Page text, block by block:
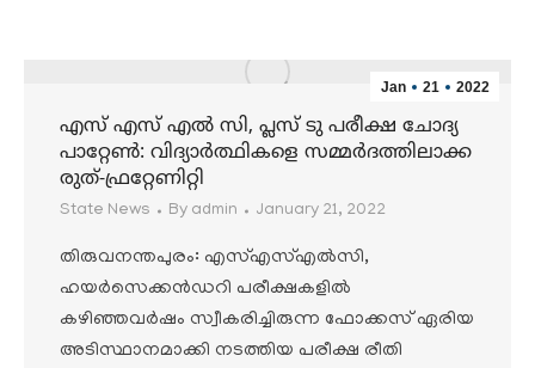
Jan 21 2022
എസ് എസ് എൽ സി, പ്ലസ് ടു പരീക്ഷ ചോദ്യ
പാറ്റേൺ: വിദ്യാർത്ഥികളെ സമ്മർദത്തിലാക്ക
രുത്-ഫ്രറ്റേണിറ്റി
State News By admin January 21, 2022
തിരുവനന്തപുരം: എസ്എസ്എൽസി,
ഹയർസെക്കൻഡറി പരീക്ഷകളിൽ
കഴിഞ്ഞവർഷം സ്വീകരിച്ചിരുന്ന ഫോക്കസ് ഏരിയ
അടിസ്ഥാനമാക്കി നടത്തിയ പരീക്ഷ രീതി